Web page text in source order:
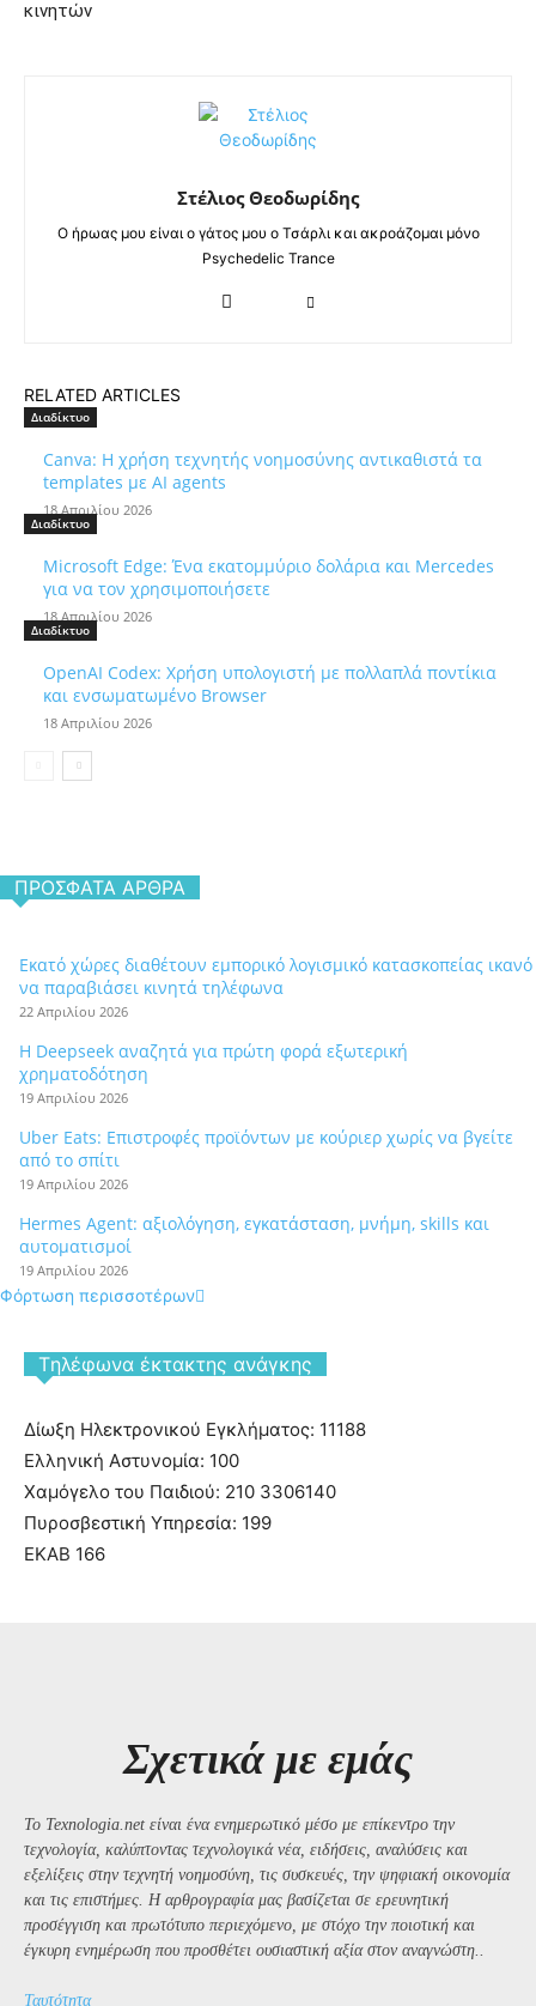
κινητών
Στέλιος Θεοδωρίδης
Ο ήρωας μου είναι ο γάτος μου ο Τσάρλι και ακροάζομαι μόνο
Psychedelic Trance
RELATED ARTICLES
Διαδίκτυο
Canva: Η χρήση τεχνητής νοημοσύνης αντικαθιστά τα
templates με AI agents
18 Απριλίου 2026
Διαδίκτυο
Microsoft Edge: Ένα εκατομμύριο δολάρια και Mercedes
για να τον χρησιμοποιήσετε
18 Απριλίου 2026
Διαδίκτυο
OpenAI Codex: Χρήση υπολογιστή με πολλαπλά ποντίκια
και ενσωματωμένο Browser
18 Απριλίου 2026
ΠΡΌΣΦΑΤΑ ΆΡΘΡΑ
Εκατό χώρες διαθέτουν εμπορικό λογισμικό κατασκοπείας ικανό
να παραβιάσει κινητά τηλέφωνα
22 Απριλίου 2026
Η Deepseek αναζητά για πρώτη φορά εξωτερική
χρηματοδότηση
19 Απριλίου 2026
Uber Eats: Επιστροφές προϊόντων με κούριερ χωρίς να βγείτε
από το σπίτι
19 Απριλίου 2026
Hermes Agent: αξιολόγηση, εγκατάσταση, μνήμη, skills και
αυτοματισμοί
19 Απριλίου 2026
Φόρτωση περισσοτέρων
Tηλέφωνα έκτακτης ανάγκης
Δίωξη Ηλεκτρονικού Εγκλήματος: 11188
Ελληνική Αστυνομία: 100
Χαμόγελο του Παιδιού: 210 3306140
Πυροσβεστική Υπηρεσία: 199
ΕΚΑΒ 166
Σχετικά με εμάς
Το Texnologia.net είναι ένα ενημερωτικό μέσο με επίκεντρο την
τεχνολογία, καλύπτοντας τεχνολογικά νέα, ειδήσεις, αναλύσεις και
εξελίξεις στην τεχνητή νοημοσύνη, τις συσκευές, την ψηφιακή οικονομία
και τις επιστήμες. Η αρθρογραφία μας βασίζεται σε ερευνητική
προσέγγιση και πρωτότυπο περιεχόμενο, με στόχο την ποιοτική και
έγκυρη ενημέρωση που προσθέτει ουσιαστική αξία στον αναγνώστη..
Ταυτότητα